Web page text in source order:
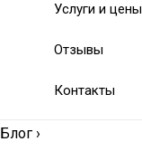
Услуги и цены
Отзывы
Контакты
Блог ›